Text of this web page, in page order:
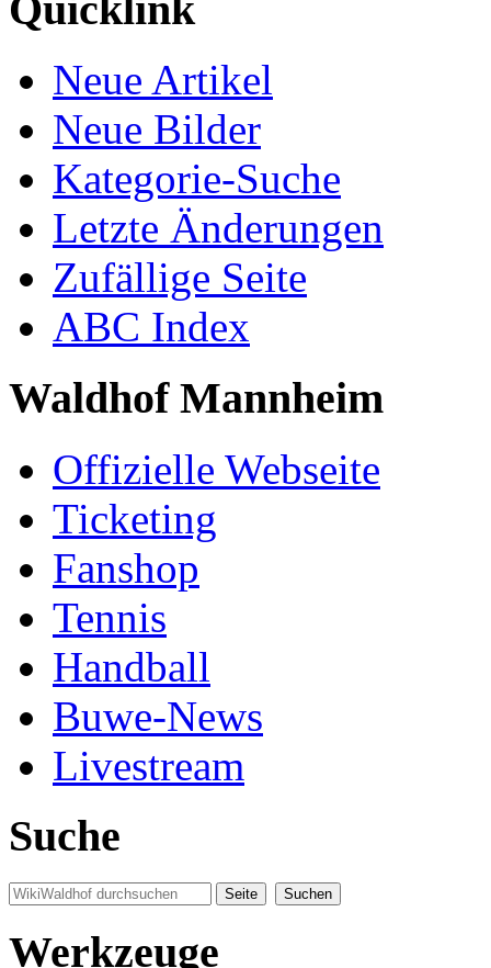
Neue Artikel
Neue Bilder
Kategorie-Suche
Letzte Änderungen
Zufällige Seite
ABC Index
Waldhof Mannheim
Offizielle Webseite
Ticketing
Fanshop
Tennis
Handball
Buwe-News
Livestream
Suche
Werkzeuge